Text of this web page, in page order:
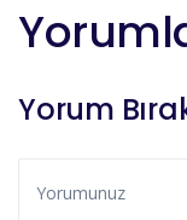
Yorum